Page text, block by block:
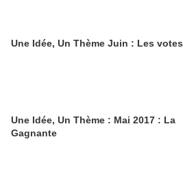
Une Idée, Un Thème Juin : Les votes
Une Idée, Un Thème : Mai 2017 : La
Gagnante